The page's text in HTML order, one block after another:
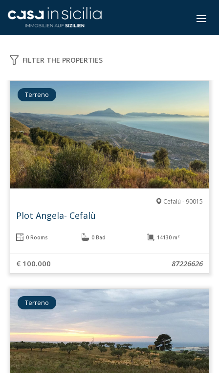
FILTER THE PROPERTIES
Terreno
Cefalù - 90015
Plot Angela- Cefalù
0 Rooms 0 Bad 14130 m²
€ 100.000 87226626
Terreno